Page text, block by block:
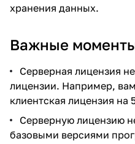
хранения данных.
Важные
Серверная лицензия
лицензии. Например,
клиентская лицензия на
Серверную лицензию
базовыми версиями